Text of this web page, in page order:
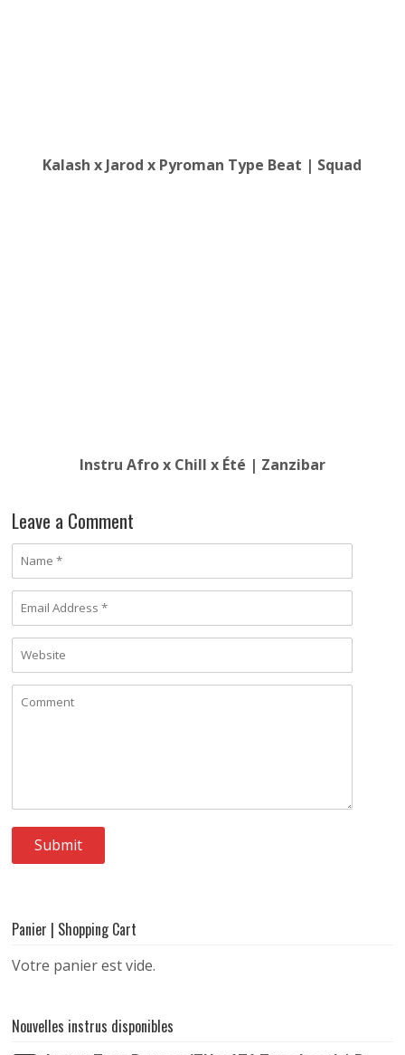
Kalash x Jarod x Pyroman Type Beat | Squad
Instru Afro x Chill x Été | Zanzibar
Leave a Comment
Panier | Shopping Cart
Votre panier est vide.
Nouvelles instrus disponibles